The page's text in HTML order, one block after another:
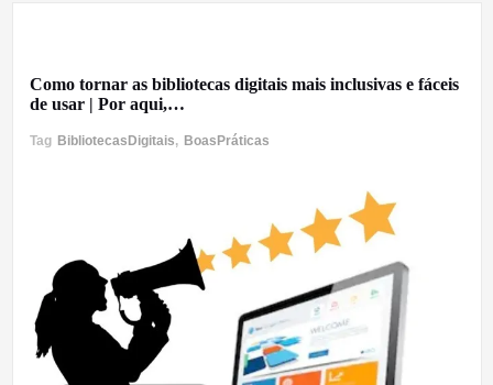
Como tornar as bibliotecas digitais mais inclusivas e fáceis
de usar | Por aqui,…
Tag BibliotecasDigitais, BoasPráticas